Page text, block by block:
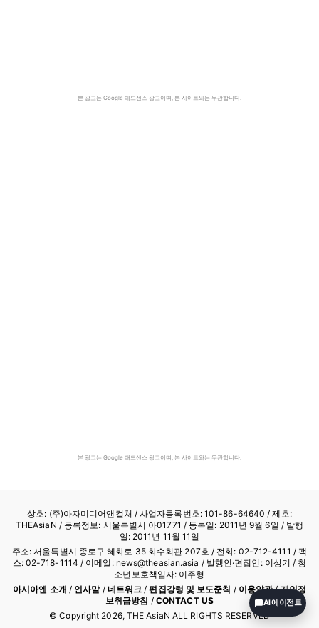
본 광고는 Google 애드센스 광고이며, 본 사이트와는 무관합니다.
본 광고는 Google 애드센스 광고이며, 본 사이트와는 무관합니다.
상호: (주)아자미디어앤컬처 /사업자등록번호: 101-86-64640 / 제호:
THEAsiaN / 등록정보: 서울특별시 아01771 / 등록일: 2011년 9월 6일 / 발행
일: 2011년 11월 11일
주소: 서울특별시 종로구 혜화로 35 화수회관 207호 / 전화: 02-712-4111 / 팩
스: 02-718-1114 / 이메일: news@theasian.asia / 발행인·편집인: 이상기 / 청
소년보호책임자: 이주형
아시아엔 소개 / 인사말/ 네트워크 /편집강령 및 보도준칙 / 이용약관/개인정
보취급방침 / CONTACT US
© Copyright 2026, THE AsiaN ALL RIGHTS RESERVED
AI 에이전트